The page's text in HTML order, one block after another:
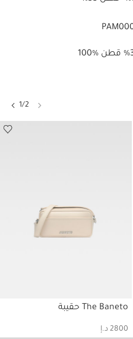
The Baneto حقيبة
حسابي
2800 د.إ
1/2